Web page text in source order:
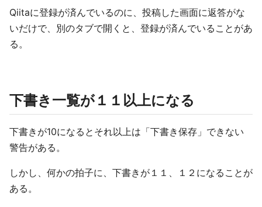
Qiitaに登録が済んでいるのに、投稿した画面に返答がな
いだけで、別のタブで開くと、登録が済んでいることがあ
る。
下書き一覧が１１以上になる
下書きが10になるとそれ以上は「下書き保存」できない
警告がある。
しかし、何かの拍子に、下書きが１１、１２になることが
ある。